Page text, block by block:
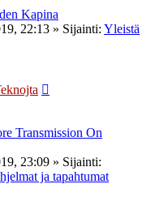
Kapina
22:13 » Sijainti: Yleistä
Transmission On
23:09 » Sijainti:
ja tapahtumat